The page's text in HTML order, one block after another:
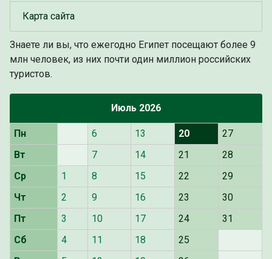
Карта сайта
Знаете ли вы, что ежегодно Египет посещают более 9
млн человек, из них почти один миллион российских
туристов.
Июль 2026
Пн 6 13 20
27
Вт
7 14 21
28
Ср
1 8 15 22
29
Чт
2 9 16 23
30
Пт
3 10 17 24
31
Сб
4 11 18
25